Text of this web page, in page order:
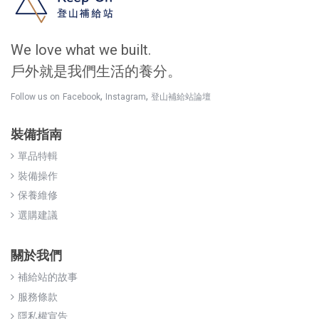
We love what we built.
戶外就是我們生活的養分。
Follow us on Facebook, Instagram, 登山補給站論壇
裝備指南
單品特輯
裝備操作
保養維修
選購建議
關於我們
補給站的故事
服務條款
隱私權宣告